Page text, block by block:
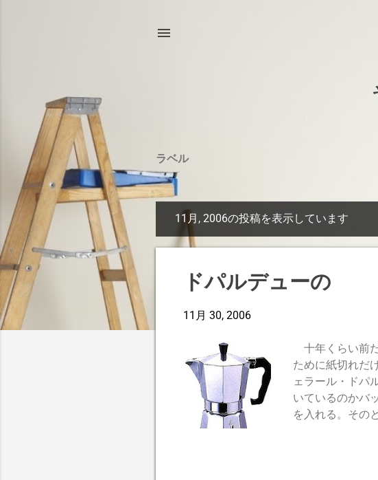
ラベル
稿
11月, 2006の投稿を表示しています
ドパルデューの
11月 30, 2006
十年くらい前
ために紙切れだ
ェラール・ドパ
いているのかバ
を入れる。その